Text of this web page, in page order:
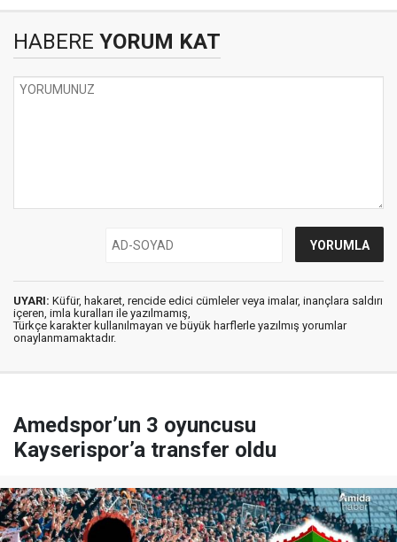
HABERE YORUM KAT
UYARI: Küfür, hakaret, rencide edici cümleler veya imalar, inançlara saldırı
içeren, imla kuralları ile yazılmamış,
Türkçe karakter kullanılmayan ve büyük harflerle yazılmış yorumlar
onaylanmamaktadır.
Amedspor’un 3 oyuncusu
Kayserispor’a transfer oldu